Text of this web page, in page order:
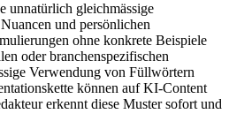
unnatürlich gleichmässige
und persönlichen
ohne konkrete Beispiele
oder branchenspezifischen
Verwendung von Füllwörtern
können auf KI-Content
erkennt diese Muster sofort und